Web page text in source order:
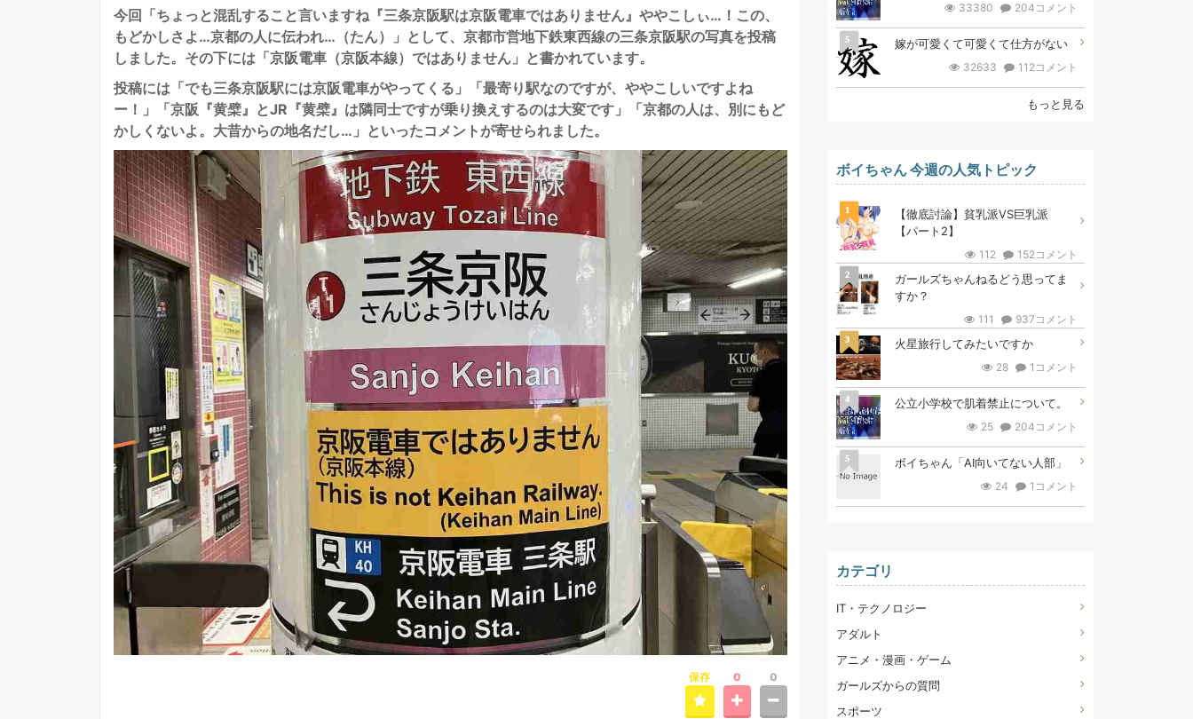
今回「ちょっと混乱すること言いますね『三条京阪駅は京阪電車ではありません』ややこしぃ…！この、
もどかしさよ…京都の人に伝われ…（たん）」として、京都市営地下鉄東西線の三条京阪駅の写真を投稿
しました。その下には「京阪電車（京阪本線）ではありません」と書かれています。
投稿には「でも三条京阪駅には京阪電車がやってくる」「最寄り駅なのですが、ややこしいですよね
ー！」「京阪『黄檗』とJR『黄檗』は隣同士ですが乗り換えするのは大変です」「京都の人は、別にもど
かしくないよ。大昔からの地名だし…」といったコメントが寄せられました。
保存 0 0
33380 204コメント
5 嫁が可愛くて可愛くて仕方がない
32633 112コメント
もっと見る
ボイちゃん 今週の人気トピック
1
【徹底討論】貧乳派VS巨乳派
【パート2】
112 152コメント
2
ガールズちゃんねるどう思ってま
すか？
111 937コメント
3 火星旅行してみたいですか
28 1コメント
4 公立小学校で肌着禁止について。
25 204コメント
5 ボイちゃん「AI向いてない人部」
24 1コメント
カテゴリ
IT・テクノロジー
アダルト
アニメ・漫画・ゲーム
ガールズからの質問
スポーツ